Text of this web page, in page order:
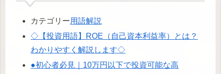
カテゴリー用語解説
◇【投資用語】ROE（自己資本利益率）とは？
わかりやすく解説します◇
●初心者必見｜10万円以下で投資可能な高